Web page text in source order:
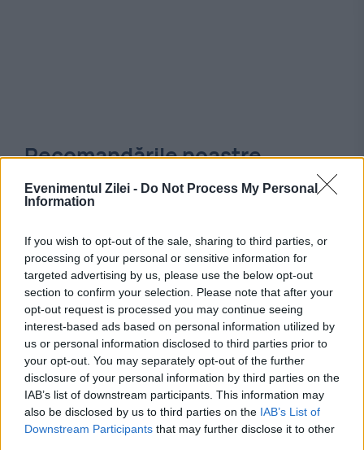
Evenimentul Zilei - Do Not Process My Personal
Information
If you wish to opt-out of the sale, sharing to third parties, or
processing of your personal or sensitive information for
targeted advertising by us, please use the below opt-out
section to confirm your selection. Please note that after your
opt-out request is processed you may continue seeing
interest-based ads based on personal information utilized by
us or personal information disclosed to third parties prior to
your opt-out. You may separately opt-out of the further
disclosure of your personal information by third parties on the
IAB’s list of downstream participants. This information may
also be disclosed by us to third parties on the IAB’s List of
Downstream Participants that may further disclose it to other
Recomandările noastre
EVENIMENTUL ISTORIC
China și caracterul fabulos al Jocurilor
Olimpice din 2008